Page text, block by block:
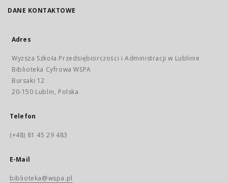
DANE KONTAKTOWE
Adres
Wyższa Szkoła Przedsiębiorczości i Administracji w Lublinie
Biblioteka Cyfrowa WSPA
Bursaki 12
20-150 Lublin, Polska
Telefon
(+48) 81 45 29 483
E-Mail
biblioteka@wspa.pl